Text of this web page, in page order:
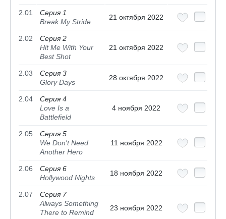
2.01
Серия 1
Break My Stride
21 октября 2022
2.02
Серия 2
Hit Me With Your
Best Shot
21 октября 2022
2.03
Серия 3
Glory Days
28 октября 2022
2.04
Серия 4
Love Is a
Battlefield
4 ноября 2022
2.05
Серия 5
We Don't Need
Another Hero
11 ноября 2022
2.06
Серия 6
Hollywood Nights
18 ноября 2022
2.07
Серия 7
Always Something
There to Remind
23 ноября 2022